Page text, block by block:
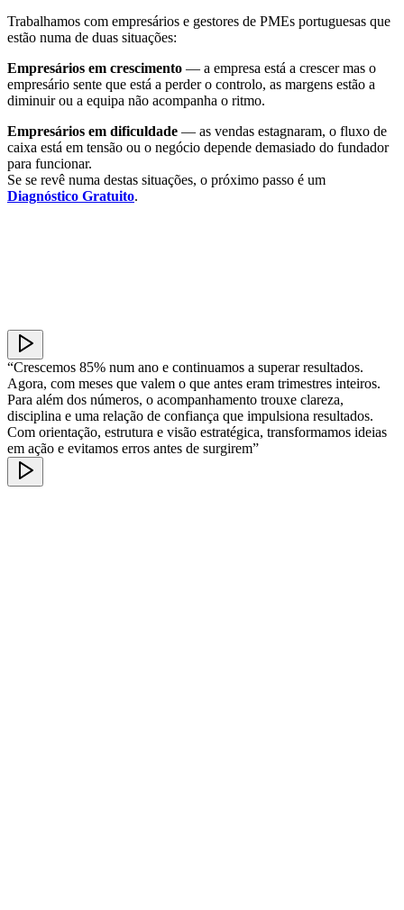
Trabalhamos com empresários e gestores de PMEs portuguesas que
estão numa de duas situações:
Empresários em crescimento — a empresa está a crescer mas o
empresário sente que está a perder o controlo, as margens estão a
diminuir ou a equipa não acompanha o ritmo.
Empresários em dificuldade — as vendas estagnaram, o fluxo de
caixa está em tensão ou o negócio depende demasiado do fundador
para funcionar.
Se se revê numa destas situações, o próximo passo é um
Diagnóstico Gratuito.
“Crescemos 85% num ano e continuamos a superar resultados.
Agora, com meses que valem o que antes eram trimestres inteiros.
Para além dos números, o acompanhamento trouxe clareza,
disciplina e uma relação de confiança que impulsiona resultados.
Com orientação, estrutura e visão estratégica, transformamos ideias
em ação e evitamos erros antes de surgirem”